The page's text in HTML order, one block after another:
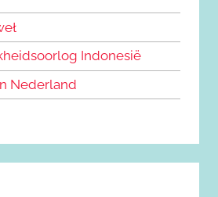
Indonesië
Nederland